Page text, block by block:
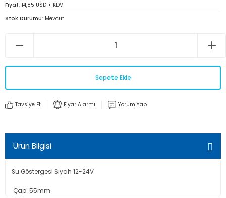
Fiyat 14,85 USD + KDV
Stok Durumu Mevcut
Sepete Ekle
Tavsiye Et Fiyar Alarmı Yorum Yap
Ürün Bilgisi
Su Göstergesi Siyah 12-24V
Çap: 55mm